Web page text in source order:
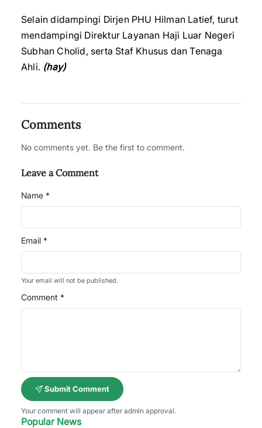
Selain didampingi Dirjen PHU Hilman Latief, turut
mendampingi Direktur Layanan Haji Luar Negeri
Subhan Cholid, serta Staf Khusus dan Tenaga
Ahli. (hay)
Comments
No comments yet. Be the first to comment.
Leave a Comment
Name *
Email *
Your email will not be published.
Comment *
Submit Comment
Your comment will appear after admin approval.
Popular News